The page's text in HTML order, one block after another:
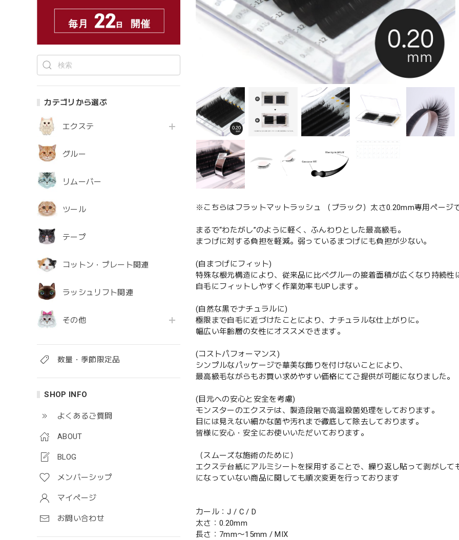
カテゴリから選ぶ
エクステ
グルー
リムーバー
ツール
テープ
コットン・プレート関連
ラッシュリフト関連
その他
数量・季節限定品
SHOP INFO
よくあるご質問
ABOUT
BLOG
メンバーシップ
マイページ
お問い合わせ
※こちらはフラットマットラッシュ （ブラック）太さ0.20mm専用ページ
まるで“わたがし”のように軽く、ふんわりとした最高級毛。
まつげに対する負担を軽減。弱っているまつげにも負担が少ない。
(自まつげにフィット)
特殊な根元構造により、従来品に比べグルーの接着面積が広くなり持続性
自毛にフィットしやすく作業効率もUPします。
(自然な黒でナチュラルに)
極限まで自毛に近づけたことにより、ナチュラルな仕上がりに。
幅広い年齢層の女性にオススメできます。
(コストパフォーマンス)
シンプルなパッケージで華美な飾りを付けないことにより、
最高級毛ながらもお買い求めやすい価格にてご提供が可能になりました。
(目元への安心と安全を考慮)
モンスターのエクステは、製造段階で高温殺菌処理をしております。
目には見えない細かな菌や汚れまで徹底して除去しております。
皆様に安心・安全にお使いいただいております。
（スムーズな施術のために）
エクステ台紙にアルミシートを採用することで、繰り返し貼って剥がし
になっていない商品に関しても順次変更を行っております
カール：J / C / D
太さ：0.20mm
長さ：7mm〜15mm / MIX